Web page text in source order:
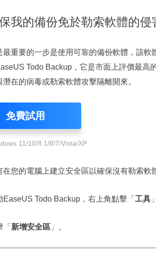
我的備份免於勒索軟體的侵
最重要的一步是使用可靠的備份軟體，該
Todo Backup，它是市面上評價最高
在的病毒或勒索軟體攻擊隔離開來。
免費試用
11/10/8.1/8/7/Vista/XP
在您的電腦上建立安全區以確保沒有勒索軟
EaseUS Todo Backup，右上角點擊「 工具
「 新增安全區 」。